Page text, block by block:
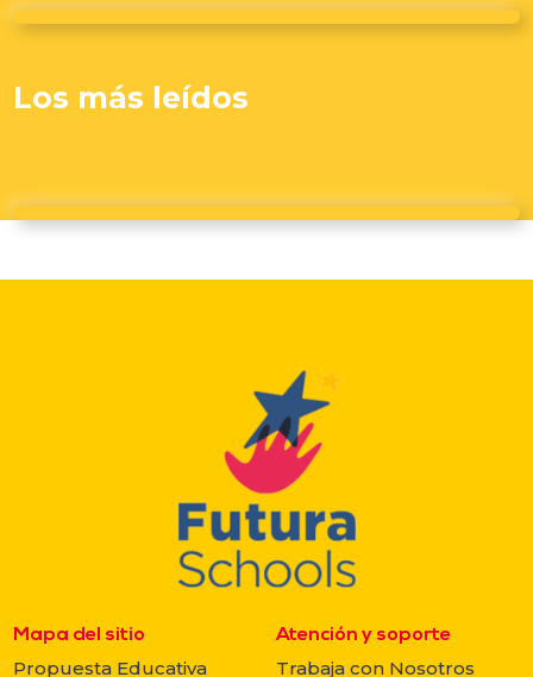
Los más leídos
Mapa del sitio
Propuesta Educativa
Atención y soporte
Trabaja con Nosotros